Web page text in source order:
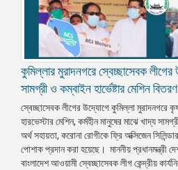
কুমিল্লার মুরাদনগরে স্বেচ্ছাসেবক
সামগ্রী ও কম্বাইন হার্ভেষ্টার মেশিন বিতরণ
স্বেচ্ছাসেবক লীগের উদ্যোগে কুমিল্লা মুরাদনগরে
হারভেস্টার মেশিন, কর্মহীন মানুষের মাঝে খাদ্য
অর্থ সহায়তা, করোনা রোগীকে ফ্রি অক্সিজেন
পোশাক প্রদান করা হয়েছে। মাননীয় প্রধানমন্ত্রী
বাংলাদেশ আওয়ামী স্বেচ্ছাসেবক লীগ কেন্দ্রীয়